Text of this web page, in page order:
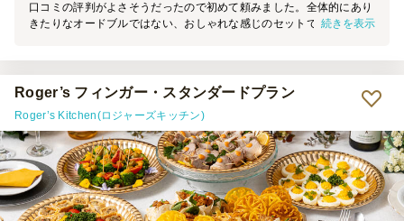
口コミの評判がよさそうだったので初めて頼みました。全体的にあり
きたりなオードブルではない、おしゃれな感じのセットで良かったで
続きを表示
Roger’s フィンガー・スタンダードプラン
Roger’s Kitchen(ロジャーズキッチン)